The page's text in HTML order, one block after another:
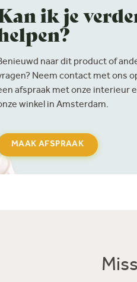
ik je
naar dit product of
Neem contact met ons
afspraak met onze interieur
winkel in Amsterdam.
MAAK AFSPRAAK